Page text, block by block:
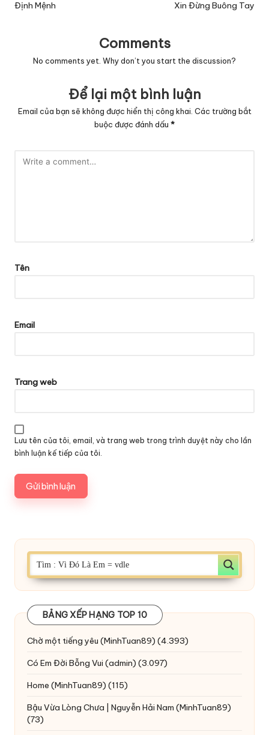
navigation
Định Mệnh Xin Đừng Buông Tay
Comments
No comments yet. Why don’t you start the discussion?
Để lại một bình luận
Email của bạn sẽ không được hiển thị công khai. Các trường bắt
buộc được đánh dấu *
Tên
Email
Trang web
Lưu tên của tôi, email, và trang web trong trình duyệt này cho lần
bình luận kế tiếp của tôi.
BẢNG XẾP HẠNG TOP 10
Chờ một tiếng yêu (MinhTuan89) (4.393)
Có Em Đời Bỗng Vui (admin) (3.097)
Home (MinhTuan89) (115)
Bậu Vừa Lòng Chưa | Nguyễn Hải Nam (MinhTuan89)
(73)